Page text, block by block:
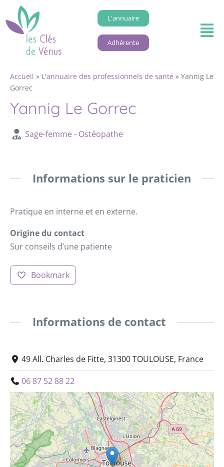
L'annuaire
Adhérente
Accueil » L'annuaire des professionnels de santé » Yannig Le
Gorrec
Yannig Le Gorrec
Sage-femme - Ostéopathe
Informations sur le praticien
Pratique en interne et en externe.
Origine du contact
Sur conseils d’une patiente
Bookmark
Informations de contact
49 All. Charles de Fitte, 31300 TOULOUSE, France
06 87 52 88 22